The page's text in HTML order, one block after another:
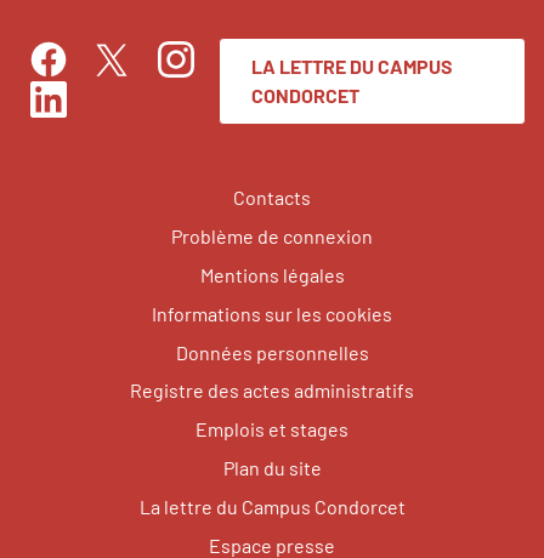
FacebookTwitterInstagram
LinkedIn
LA LETTRE DU CAMPUS
CONDORCET
Contacts
Problème de connexion
Mentions légales
Informations sur les cookies
Données personnelles
Registre des actes administratifs
Emplois et stages
Plan du site
La lettre du Campus Condorcet
Espace presse